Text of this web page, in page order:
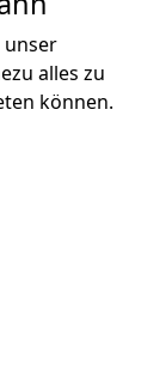
unser
alles zu
können.